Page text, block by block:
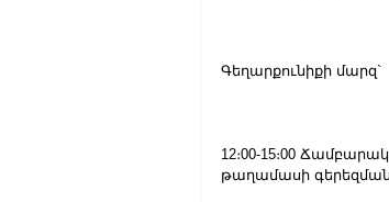
Գեղարքունիքի մարզ`
12։00-15։00
թաղամասի